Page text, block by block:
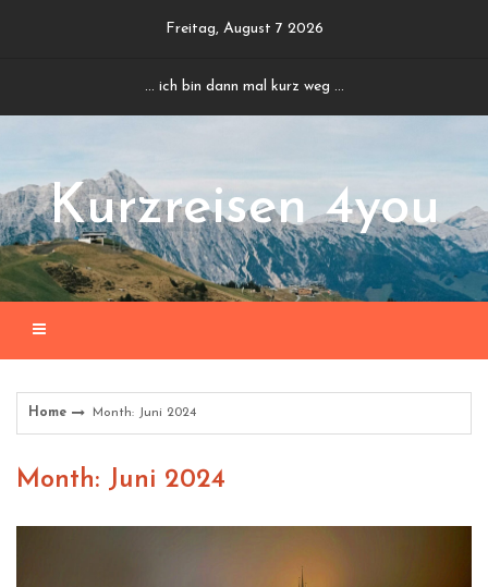
Freitag, August 7 2026
... ich bin dann mal kurz weg ...
Kurzreisen 4you
Home Month: Juni 2024
Month: Juni 2024